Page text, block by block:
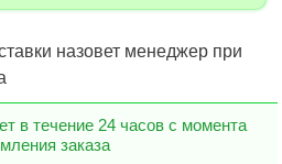
назовет менеджер при
в течение 24 часов с момента
заказа